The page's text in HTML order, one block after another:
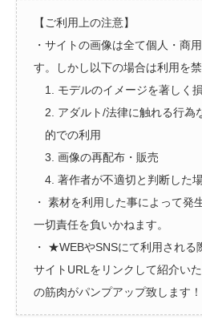
【ご利用上の注意】
・サイトの画像は全て個人・商
す。しかし以下の場合は利用を禁
1. モデルのイメージを著しく
2. アダルト/法律に触れる行為
的での利用
3. 画像の再配布・販売
4. 著作者が不適切と判断した
・ 素材を利用した事によって発
一切責任を負いかねます。
・ ★WEBやSNSにて利用される
サイトURLをリンクして紹介い
の筋肉がパンプアップ致します！